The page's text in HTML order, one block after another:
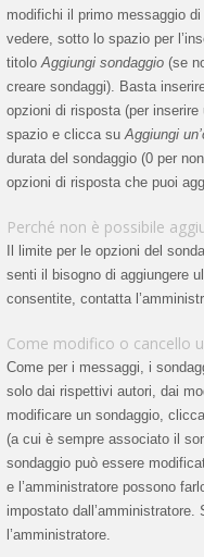
modifichi il primo messaggio
vedere, sotto lo spazio per
titoloAggiungi sondaggio (se
creare sondaggi). Basta
opzioni di risposta (per inserire
spazio e clicca suAggiungi
durata del sondaggio (0 per
opzioni di risposta che puoi
Perché non è possibile
Il limite per le opzioni del
senti il bisogno di aggiungere
consentite, contatta
Come modifico o cancello
Come per i messaggi, i
solo dai rispettivi autori, dai
modificare un sondaggio,
(a cui è sempre associato il
sondaggio può essere
e l’amministratore possono
impostato
l’amministratore.